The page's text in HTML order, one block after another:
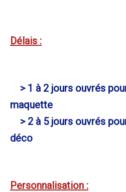
Délais :
> 1 à 2 jours ouvrés
maquette
> 2 à 5 jours ouvrés
déco
Personnalisation :